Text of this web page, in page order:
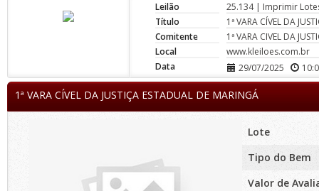
Leilão 25.134| Imprimir
Título
1ª VARA CÍVEL DA
Comitente
1ª VARA CIVEL DA
Local
www.kleiloes.com.br
Data
29/07/2025
1ª VARA CÍVEL DA JUSTIÇA ESTADUAL DE MARINGÁ
Lote
Tipo do Bem
Valor de